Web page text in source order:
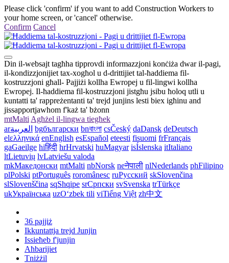
Please click 'confirm' if you want to add Construction Workers to
your home screen, or 'cancel' otherwise.
Confirm Cancel
Din il-websajt tagħha tipprovdi informazzjoni konċiża dwar il-pagi,
il-kondizzjonijiet tax-xogħol u d-drittijiet tal-ħaddiema fil-
kostruzzjoni għall- Pajjiżi kollha Ewropej u fil-lingwi kollha
Ewropej. Il-ħaddiema fil-kostruzzjoni jistgħu jsibu ħoloq utli u
kuntatti ta' rappreżentanti ta' trejd junjins lesti biex igħinu and
jissapportjawhom f'każ ta' bżonn
mtMalti Agħżel il-lingwa tiegħek
arالعربية bgбългарски bnবাংলা csČeský daDansk deDeutsch
elελληνικά enEnglish esEspañol eteesti fisuomi frFrançais
gaGaeilge hiहिंदी hrHrvatski huMagyar isÍslenska itItaliano
ltLietuvių lvLatviešu valoda
mkМакедонски mtMalti nbNorsk neनेपाली nlNederlands phFilipino
plPolski ptPortuguês roromânesc ruРусский skSlovenčina
slSlovenščina sqShqipe srСрпски svSvenska trTürkçe
ukУкраїнська uzOʻzbek tili viTiếng Việt zh中文
36 pajjiż
Ikkuntattja trejd Junjin
Issieħeb f'junjin
Aħbarijiet
Tniżżil